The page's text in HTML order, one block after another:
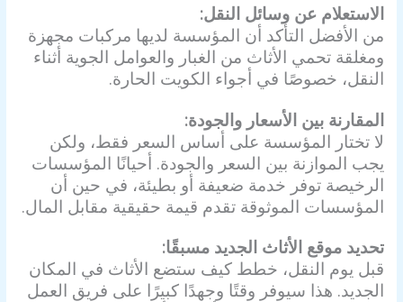
الاستعلام عن وسائل النقل:
من الأفضل التأكد أن المؤسسة لديها مركبات مجهزة
ومغلقة تحمي الأثاث من الغبار والعوامل الجوية أثناء
النقل، خصوصًا في أجواء الكويت الحارة.
المقارنة بين الأسعار والجودة:
لا تختار المؤسسة على أساس السعر فقط، ولكن
يجب الموازنة بين السعر والجودة. أحيانًا المؤسسات
الرخيصة توفر خدمة ضعيفة أو بطيئة، في حين أن
المؤسسات الموثوقة تقدم قيمة حقيقية مقابل المال.
تحديد موقع الأثاث الجديد مسبقًا:
قبل يوم النقل، خطط كيف ستضع الأثاث في المكان
الجديد. هذا سيوفر وقتًا وجهدًا كبيرًا على فريق العمل